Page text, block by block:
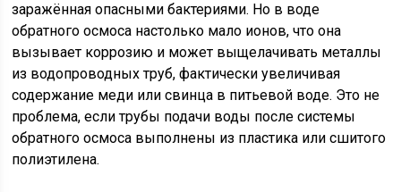
заражённая опасными бактериями. Но в воде
обратного осмоса настолько мало ионов, что она
вызывает коррозию и может выщелачивать металлы
из водопроводных труб, фактически увеличивая
содержание меди или свинца в питьевой воде. Это не
проблема, если трубы подачи воды после системы
обратного осмоса выполнены из пластика или сшитого
полиэтилена.